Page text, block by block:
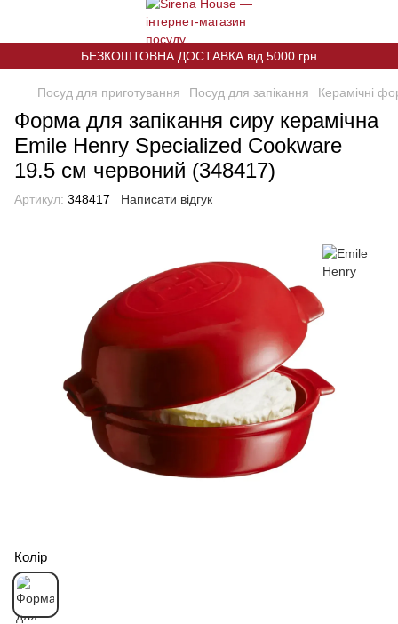
БЕЗКОШТОВНА ДОСТАВКА від 5000 грн
Посуд для приготування Посуд для запікання Керамічні
Форма для запікання сиру керамічна
Emile Henry Specialized Cookware
19.5 см червоний (348417)
Артикул: 348417 Написати відгук
Колір